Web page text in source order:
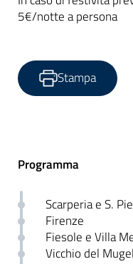
5€/notte a persona
Stampa
Programma
Scarperia e S.
Firenze
Fiesole e Villa
Vicchio del